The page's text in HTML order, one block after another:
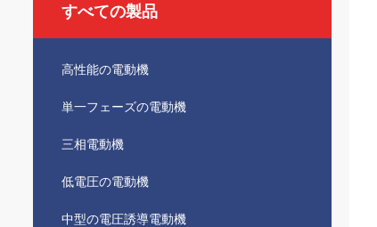
すべての製品
高性能の電動機
単一フェーズの電動機
三相電動機
低電圧の電動機
中型の電圧誘導電動機